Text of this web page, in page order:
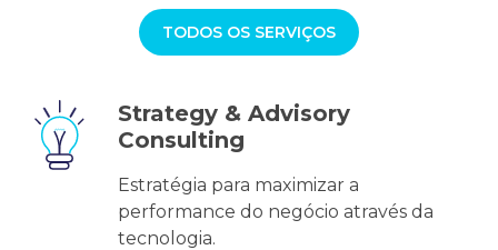
TODOS OS SERVIÇOS
Strategy & Advisory
Consulting
Estratégia para maximizar a
performance do negócio através da
tecnologia.